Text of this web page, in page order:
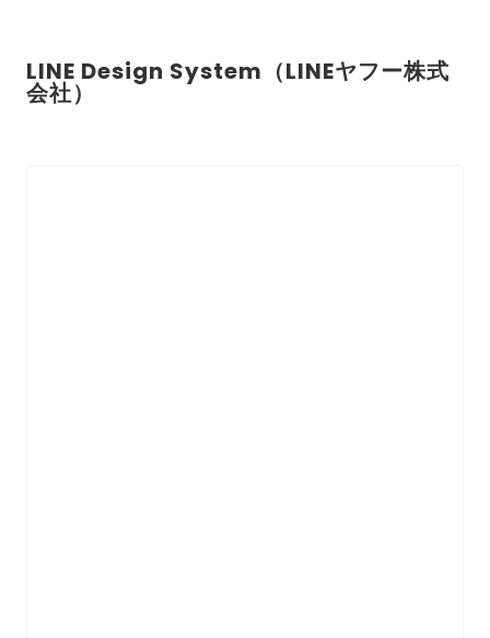
LINE Design System（LINEヤフー株式
会社）